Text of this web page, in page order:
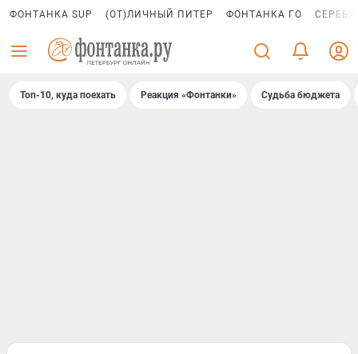
ФОНТАНКА SUP (ОТ)ЛИЧНЫЙ ПИТЕР ФОНТАНКА ГО
Топ-10, куда поехать Реакция «Фонтанки» Судьба бюджета